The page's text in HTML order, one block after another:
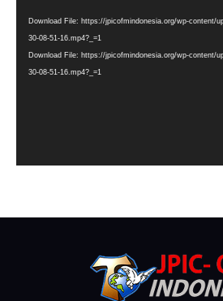
Download File: https://jpicofmindonesia.org/wp-content/
30-08-51-16.mp4?_=1
Download File: https://jpicofmindonesia.org/wp-content/
30-08-51-16.mp4?_=1